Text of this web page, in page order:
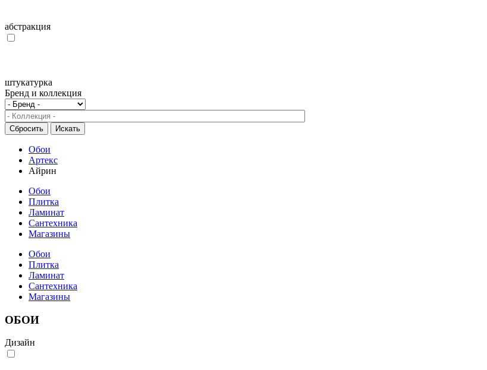
абстракция
штукатурка
Бренд и коллекция
Обои
Артекс
Айрин
Обои
Плитка
Ламинат
Сантехника
Магазины
Обои
Плитка
Ламинат
Сантехника
Магазины
ОБОИ
Дизайн